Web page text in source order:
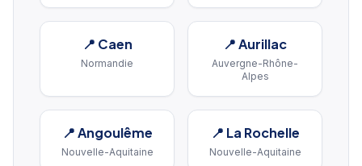
📍 Caen
Normandie
📍Aurillac
Auvergne-Rhône-
Alpes
📍Angoulême
Nouvelle-Aquitaine
📍 La Rochelle
Nouvelle-Aquitaine